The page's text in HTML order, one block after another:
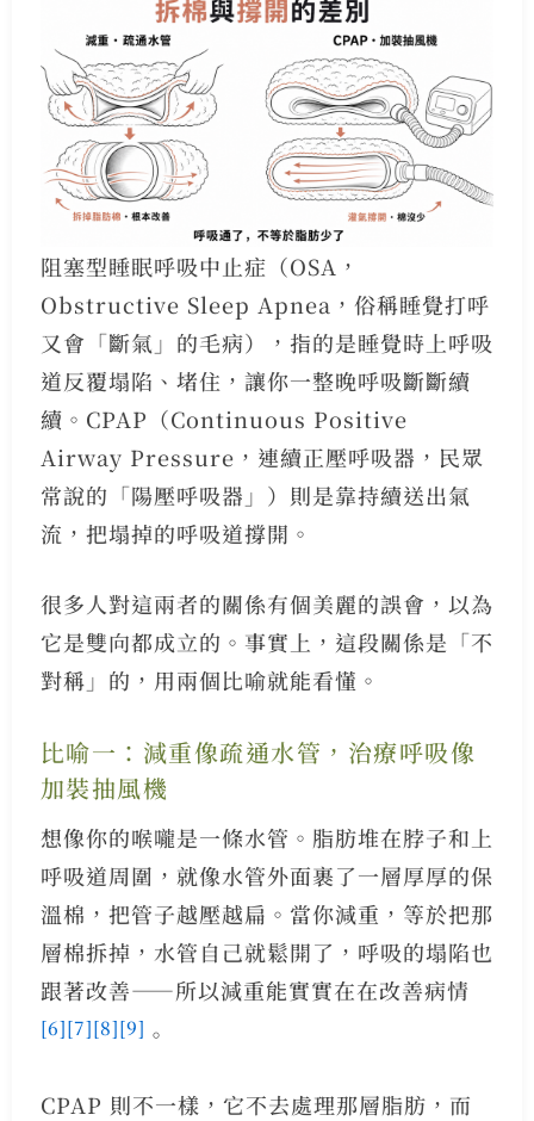
阻塞型睡眠呼吸中止症（OSA，
Obstructive Sleep Apnea，俗稱睡覺打呼
又會「斷氣」的毛病），指的是睡覺時上呼吸
道反覆塌陷、堵住，讓你一整晚呼吸斷斷續
續。CPAP（Continuous Positive
Airway Pressure，連續正壓呼吸器，民眾
常說的「陽壓呼吸器」）則是靠持續送出氣
流，把塌掉的呼吸道撐開。
很多人對這兩者的關係有個美麗的誤會，以為
它是雙向都成立的。事實上，這段關係是「不
對稱」的，用兩個比喻就能看懂。
比喻一：減重像疏通水管，治療呼吸像
加裝抽風機
想像你的喉嚨是一條水管。脂肪堆在脖子和上
呼吸道周圍，就像水管外面裹了一層厚厚的保
溫棉，把管子越壓越扁。當你減重，等於把那
層棉拆掉，水管自己就鬆開了，呼吸的塌陷也
跟著改善——所以減重能實實在在改善病情
[6][7][8][9] 。
CPAP 則不一樣，它不去處理那層脂肪，而